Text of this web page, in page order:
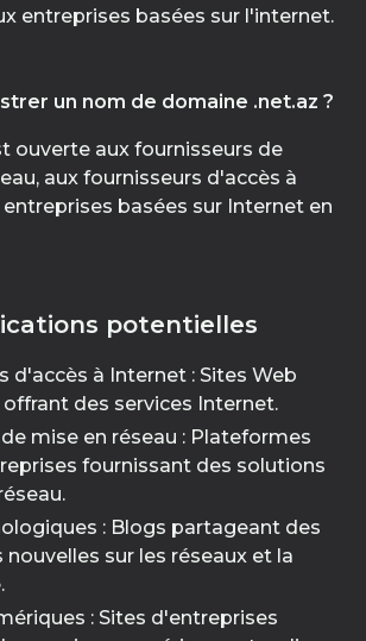
entreprises basées sur l'internet.
un nom de domaine .net.az ?
ouverte aux fournisseurs de
aux fournisseurs d'accès à
basées sur Internet en
potentielles
d'accès à Internet : Sites Web
offrant des services Internet.
mise en réseau : Plateformes
fournissant des solutions
: Blogs partageant des
nouvelles sur les réseaux et la
: Sites d'entreprises